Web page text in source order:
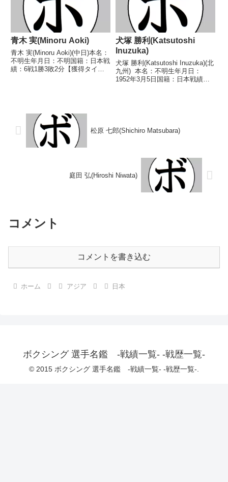
青木 実(Minoru Aoki)
青木 実(Minoru Aoki)(中日)本名：
不明生年月日：不明国籍：日本戦
績：6戦1勝3敗2分【獲得タイト
犬塚 勝利(Katsutoshi
Inuzuka)
犬塚 勝利(Katsutoshi Inuzuka)(北
九州) 本名：不明生年月日：
1952年3月5日国籍：日本戦績：
松原 七郎(Shichiro Matsubara)
庭田 弘(Hiroshi Niwata)
コメント
コメントを書き込む
ホーム アジア 日本
ボクシング 選手名鑑 -戦績一覧- -戦歴一覧-
© 2015 ボクシング 選手名鑑 -戦績一覧- -戦歴一覧-.